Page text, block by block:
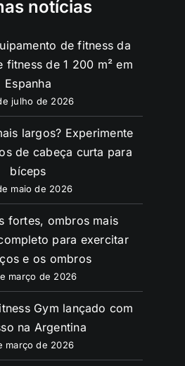
notícias
de fitness da
fitness de 1 200 m² em
Espanha
julho de 2026
largos? Experimente
de cabeça curta para
bíceps
maio de 2026
fortes, ombros mais
para exercitar
e os ombros
março de 2026
Gym lançado com
na Argentina
março de 2026